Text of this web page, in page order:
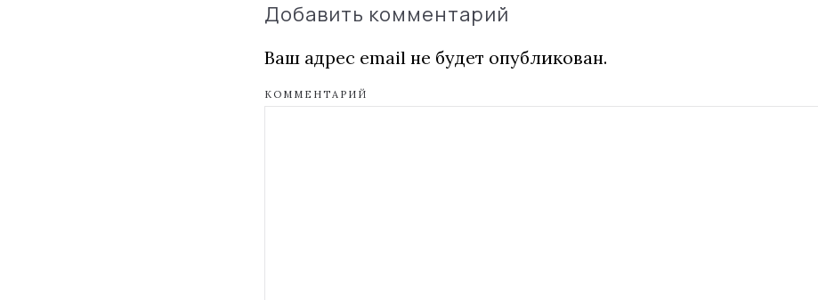
Добавить комментарий
Ваш адрес email не будет опубликован.
КОММЕНТАРИЙ